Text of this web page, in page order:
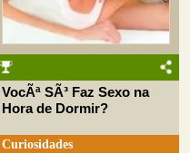
VocÃª SÃ³ Faz Sexo na
Hora de Dormir?
Curiosidades